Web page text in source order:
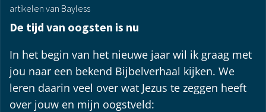
artikelen van Bayless
De tijd van oogsten is nu
In het begin van het nieuwe jaar wil ik graag met
jou naar een bekend Bijbelverhaal kijken. We
leren daarin veel over wat Jezus te zeggen heeft
over jouw en mijn oogstveld: